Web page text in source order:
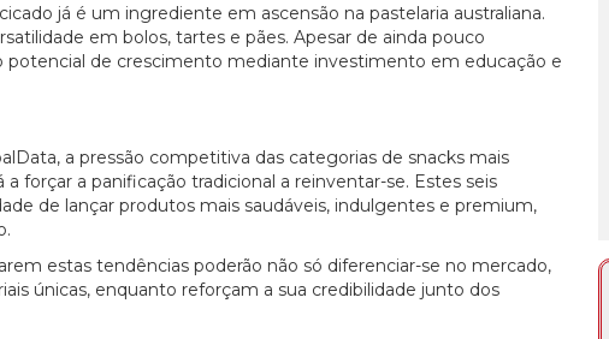
já é um ingrediente em ascensão na pastelaria australiana.
em bolos, tartes e pães. Apesar de ainda pouco
potencial de crescimento mediante investimento em educação e
a pressão competitiva das categorias de snacks mais
forçar a panificação tradicional a reinventar-se. Estes seis
de lançar produtos mais saudáveis, indulgentes e premium,
estas tendências poderão não só diferenciar-se no mercado,
únicas, enquanto reforçam a sua credibilidade junto dos